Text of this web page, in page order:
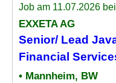
Job am 11.07.2026
EXXETA AG
Senior/ Lead
Financial
• Mannheim, BW